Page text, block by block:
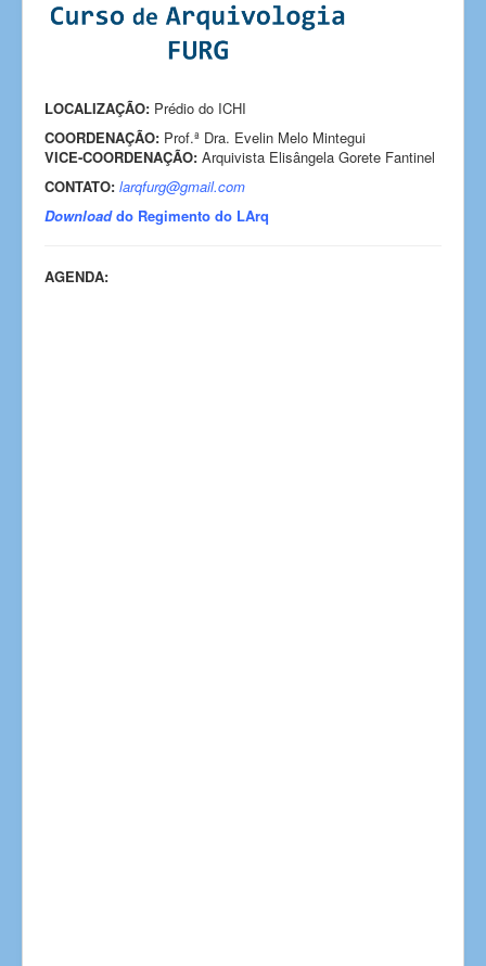
LOCALIZAÇÃO: Prédio do ICHI
COORDENAÇÃO: Prof.ª Dra. Evelin Melo Mintegui
VICE-COORDENAÇÃO: Arquivista Elisângela Gorete Fantinel
CONTATO: larqfurg@gmail.com
Downloaddo Regimento do LArq
AGENDA: